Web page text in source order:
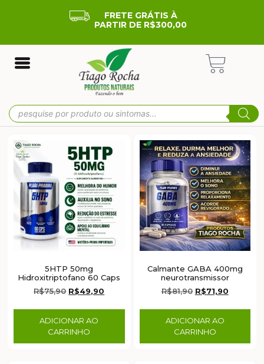
FRETE GRÁTIS À
PARTIR DE R$300,00
5HTP 50mg
Hidroxitriptofano 60 Caps
R$75,90 R$49,90
ADICIONAR AO
CARRINHO
Calmante GABA 400mg
neurotransmissor
R$81,90 R$71,90
ADICIONAR AO
CARRINHO